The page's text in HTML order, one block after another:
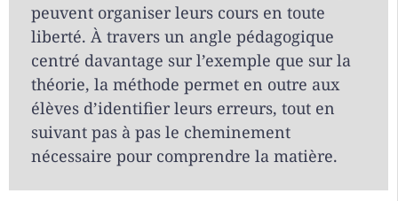
peuvent organiser leurs cours en toute
liberté. À travers un angle pédagogique
centré davantage sur l’exemple que sur la
théorie, la méthode permet en outre aux
élèves d’identifier leurs erreurs, tout en
suivant pas à pas le cheminement
nécessaire pour comprendre la matière.